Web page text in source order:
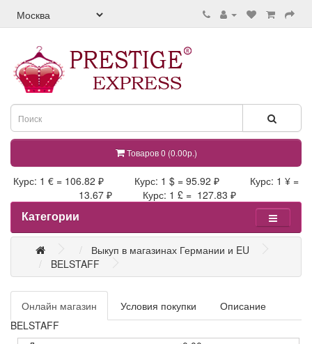
Товаров 0 (0.00р.)
Курс: 1 € = 106.82 ₽ Курс: 1 $ = 95.92 ₽ Курс: 1 ¥ =
13.67 ₽ Курс: 1 £ = 127.83 ₽
Категории
Выкуп в магазинах Германии и EU
BELSTAFF
Онлайн магазин Условия покупки
Описание
BELSTAFF